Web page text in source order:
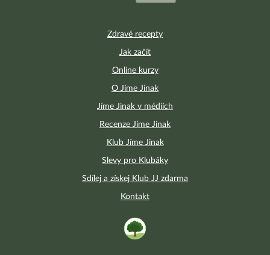
Zdravé recepty
Jak začít
Online kurzy
O Jíme Jinak
Jíme Jinak v médiích
Recenze Jíme Jinak
Klub Jíme Jinak
Slevy pro Klubáky
Sdílej a získej Klub JJ zdarma
Kontakt